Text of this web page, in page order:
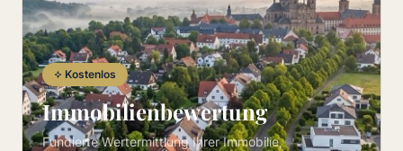
Kostenlos
Immobilienbewertung
Fundierte Wertermittlung Ihrer Immobilie,